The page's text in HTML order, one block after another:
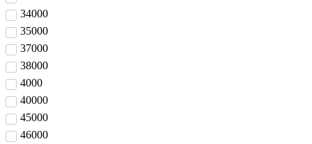
34000
35000
37000
38000
4000
40000
45000
46000